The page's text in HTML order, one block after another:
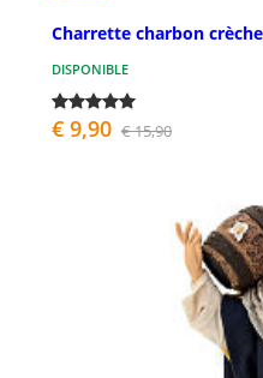
Charrette charbon
DISPONIBLE
€ 9,90 € 15,90